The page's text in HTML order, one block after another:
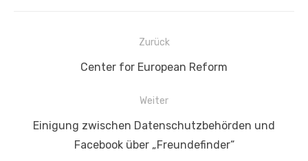
Beitragsnavigation
Zurück
Vorheriger
Center for European Reform
Weiter
Nächster
Einigung zwischen Datenschutzbehörden und
Facebook über „Freundefinder“